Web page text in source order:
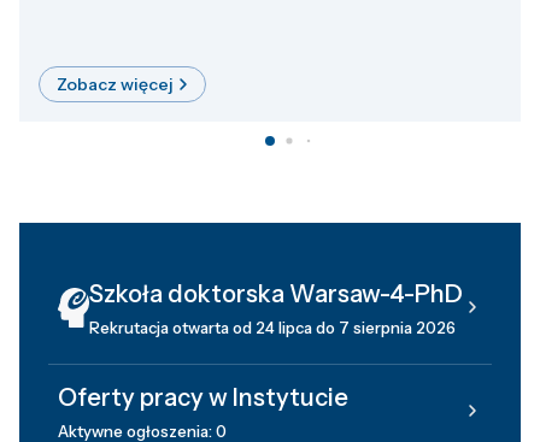
Zobacz więcej
Szkoła doktorska Warsaw-4-PhD
Rekrutacja otwarta od 24 lipca do 7 sierpnia 2026
Oferty pracy w Instytucie
Aktywne ogłoszenia: 0